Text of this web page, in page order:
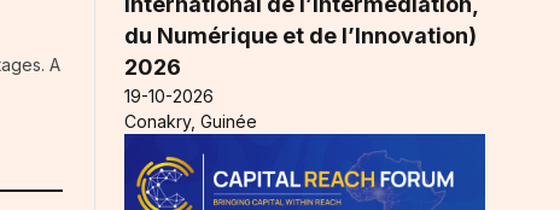
A
du Numérique et de l’Innovation)
2026
19-10-2026
Conakry, Guinée